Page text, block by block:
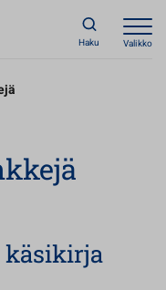
Haku Valikko
käsikirja